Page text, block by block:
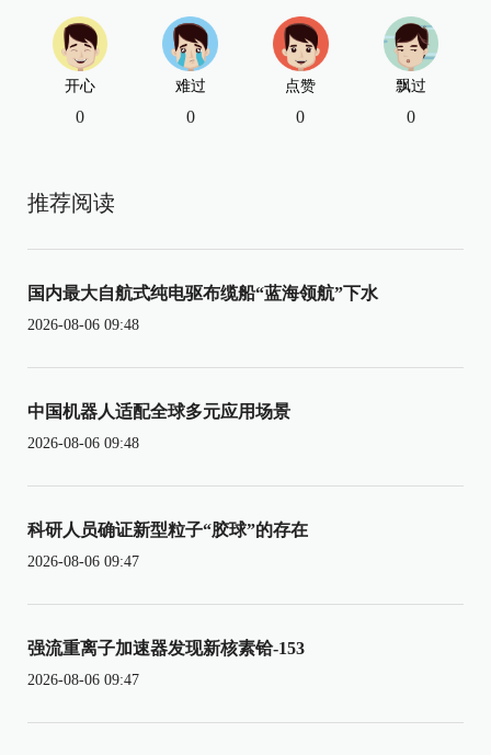
开心
0
难过
0
点赞
0
飘过
0
推荐阅读
国内最大自航式纯电驱布缆船“蓝海领航”下水
2026-08-06 09:48
中国机器人适配全球多元应用场景
2026-08-06 09:48
科研人员确证新型粒子“胶球”的存在
2026-08-06 09:47
强流重离子加速器发现新核素铪-153
2026-08-06 09:47